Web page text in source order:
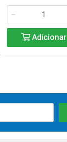
Adicionar